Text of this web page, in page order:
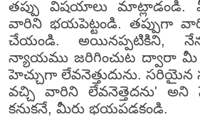
తప్పు విషయాలు మాట్లాడండి.
వారిని భయపెట్టండి. తప్పుగా
చేయండి. అయినప్పటికిని,
న్యాయము జరిగించుట ద్వారా మీ
హెచ్చుగా లేవనెత్తుదును.
వచ్చి వారిని లేవనెత్తెదను' అని
కనుకనే, మీరు భయపడకండి.